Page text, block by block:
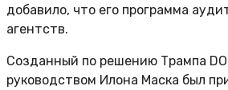
добавило, что его программа
агентств.
Созданный по решению Трампа
руководством Илона Маска был